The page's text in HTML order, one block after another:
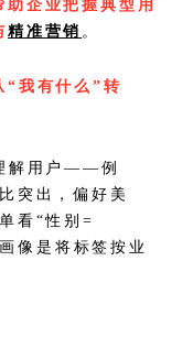
助企业把握典型用
精准营销 。
“我有什么”转
解用户——例
突出，偏好美
看“性别=
像是将标签按业